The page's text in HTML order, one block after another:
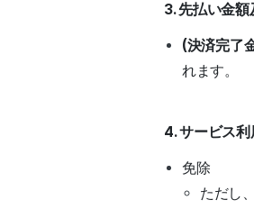
3. 先払い金
(決済完了
れます。
4. サービス
免除
ただし